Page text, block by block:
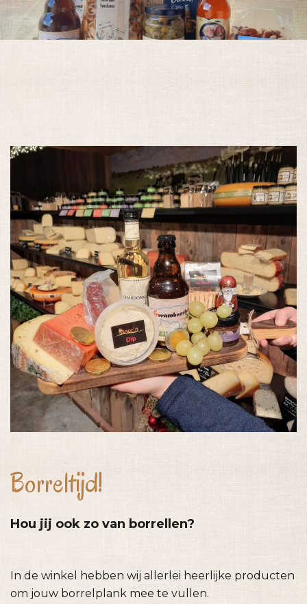
Borreltijd!
Hou jij ook zo van borrellen?
In de winkel hebben wij allerlei heerlijke producten
om jouw borrelplank mee te vullen.